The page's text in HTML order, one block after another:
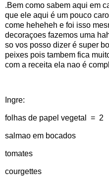
.Bem como sabem aqui em
que ele aqui é um pouco
come heheheh e foi isso
decoraçoes fazemos uma
so vos posso dizer é super
peixes pois tambem fica
com a receita ela nao é
Ingre:
folhas de papel vegetal = 2
salmao em bocados
tomates
courgettes